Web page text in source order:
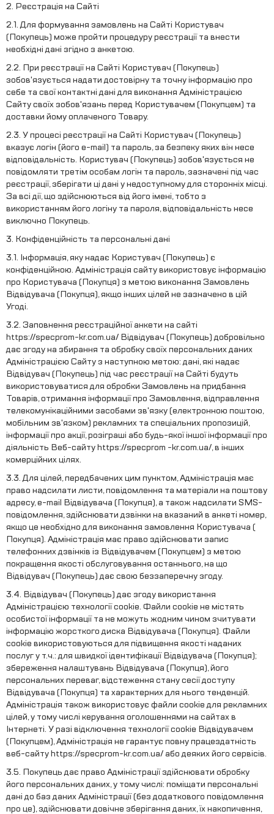
2. Реєстрація на Сайті
2.1. Для формування замовлень на Сайті Користувач
(Покупець) може пройти процедуру реєстрації та внести
необхідні дані згідно з анкетою.
2.2. При реєстрації на Сайті Користувач (Покупець)
зобов'язується надати достовірну та точну інформацію про
себе та свої контактні дані для виконання Адміністрацією
Сайту своїх зобов'язань перед Користувачем (Покупцем) та
доставки йому оплаченого Товару.
2.3. У процесі реєстрації на Сайті Користувач (Покупець)
вказує логін (його e-mail) та пароль, за безпеку яких він несе
відповідальність. Користувач (Покупець) зобов'язується не
повідомляти третім особам логін та пароль, зазначені під час
реєстрації, зберігати ці дані у недоступному для сторонніх місці.
За всі дії, що здійснюються від його імені, тобто з
використанням його логіну та пароля, відповідальність несе
виключно Покупець.
3. Конфіденційність та персональні дані
3.1. Інформація, яку надає Користувач (Покупець) є
конфіденційною. Адміністрація сайту використовує інформацію
про Користувача (Покупця) з метою виконання Замовлень
Відвідувача (Покупця), якщо інших цілей не зазначено в цій
Угоді.
3.2. Заповнення реєстраційної анкети на сайті
https://specprom-kr.com.ua/ Відвідувач (Покупець) добровільно
дає згоду на збирання та обробку своїх персональних даних
Адміністрацією Сайту з наступною метою: дані, які надає
Відвідувач (Покупець) під час реєстрації на Сайті будуть
використовуватися для обробки Замовлень на придбання
Товарів, отримання інформації про Замовлення, відправлення
телекомунікаційними засобами зв'язку (електронною поштою,
мобільним зв'язком) рекламних та спеціальних пропозицій,
інформації про акції, розіграші або будь-якої іншої інформації про
діяльність Веб-сайту https://specprom -kr.com.ua/, в інших
комерційних цілях.
3.3. Для цілей, передбачених цим пунктом, Адміністрація має
право надсилати листи, повідомлення та матеріали на поштову
адресу, e-mail Відвідувача (Покупця), а також надсилати SMS-
повідомлення, здійснювати дзвінки на вказаний в анкеті номер,
якщо це необхідно для виконання замовлення Користувача (
Покупця). Адміністрація має право здійснювати запис
телефонних дзвінків із Відвідувачем (Покупцем) з метою
покращення якості обслуговування останнього, на що
Відвідувач (Покупець) дає свою беззаперечну згоду.
3.4. Відвідувач (Покупець) дає згоду використання
Адміністрацією технології cookie. Файли cookie не містять
особистої інформації та не можуть жодним чином зчитувати
інформацію жорсткого диска Відвідувача (Покупця). Файли
cookie використовуються для підвищення якості наданих
послуг у т.ч.: для швидкої ідентифікації Відвідувача (Покупця);
збереження налаштувань Відвідувача (Покупця), його
персональних переваг, відстеження стану сесії доступу
Відвідувача (Покупця) та характерних для нього тенденцій.
Адміністрація також використовує файли cookie для рекламних
цілей, у тому числі керування оголошеннями на сайтах в
Інтернеті. У разі відключення технології cookie Відвідувачем
(Покупцем), Адміністрація не гарантує повну працездатність
веб-сайту https://specprom-kr.com.ua/ або деяких його сервісів.
3.5. Покупець дає право Адміністрації здійснювати обробку
його персональних даних, у тому числі: поміщати персональні
дані до баз даних Адміністрації (без додаткового повідомлення
про це), здійснювати довічне зберігання даних, їх накопичення,